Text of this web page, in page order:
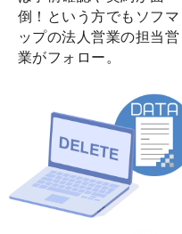
倒！という方でもソフマ
ップの法人営業の担当営
業がフォロー。